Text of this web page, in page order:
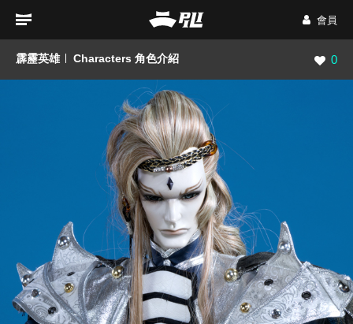
會員
霹靂英雄 Characters 角色介紹 瀏覽
0